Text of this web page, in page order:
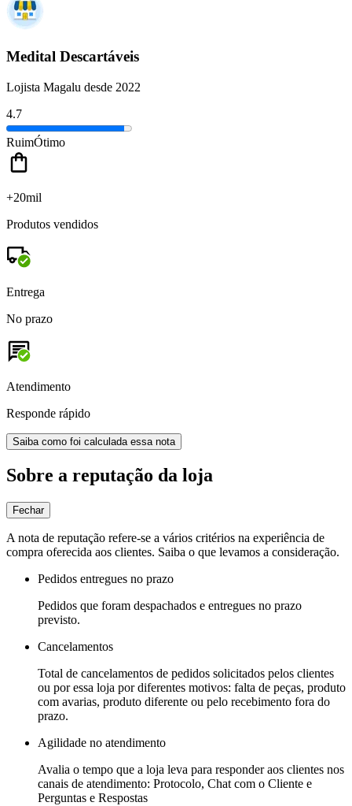
Medital Descartáveis
Lojista Magalu desde 2022
4.7
RuimÓtimo
+20mil
Produtos vendidos
Entrega
No prazo
Atendimento
Responde rápido
Saiba como foi calculada essa nota
Sobre a reputação da loja
Fechar
A nota de reputação refere-se a vários critérios na experiência de
compra oferecida aos clientes. Saiba o que levamos a consideração.
Pedidos entregues no prazo
Pedidos que foram despachados e entregues no prazo
previsto.
Cancelamentos
Total de cancelamentos de pedidos solicitados pelos clientes
ou por essa loja por diferentes motivos: falta de peças, produto
com avarias, produto diferente ou pelo recebimento fora do
prazo.
Agilidade no atendimento
Avalia o tempo que a loja leva para responder aos clientes nos
canais de atendimento: Protocolo, Chat com o Cliente e
Perguntas e Respostas